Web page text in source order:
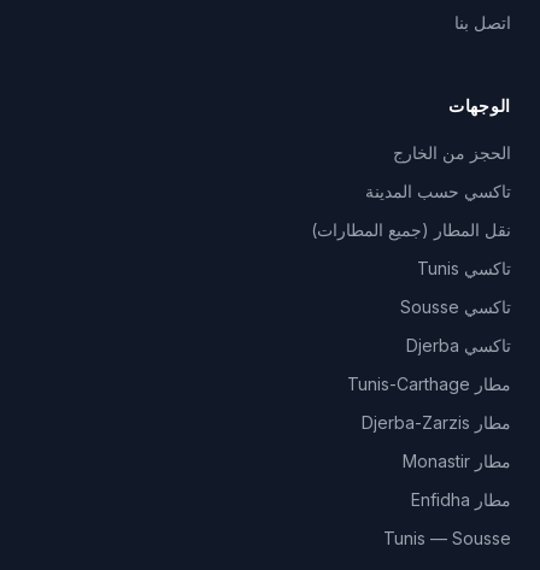
اتصل بنا
الوجهات
الحجز من الخارج
تاكسي حسب المدينة
نقل المطار (جميع المطارات)
تاكسي Tunis
تاكسي Sousse
تاكسي Djerba
مطار Tunis-Carthage
مطار Djerba-Zarzis
مطار Monastir
مطار Enfidha
Tunis — Sousse